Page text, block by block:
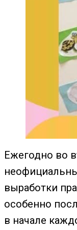
Ежегодно во
выработки
особенно
в начале